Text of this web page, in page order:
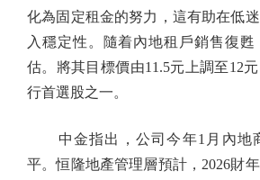
化為固定租金的努力，這有助在低
入穩定性。隨着內地租戶銷售復
估。將其目標價由11.5元上調至12
行首選股之一。
中金指出，公司今年1月內地
平。恒隆地產管理層預計，2026財